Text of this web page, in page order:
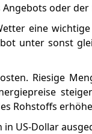
oder
eine
unter sonst
Riesige
Rohstoffs
US-Dollar